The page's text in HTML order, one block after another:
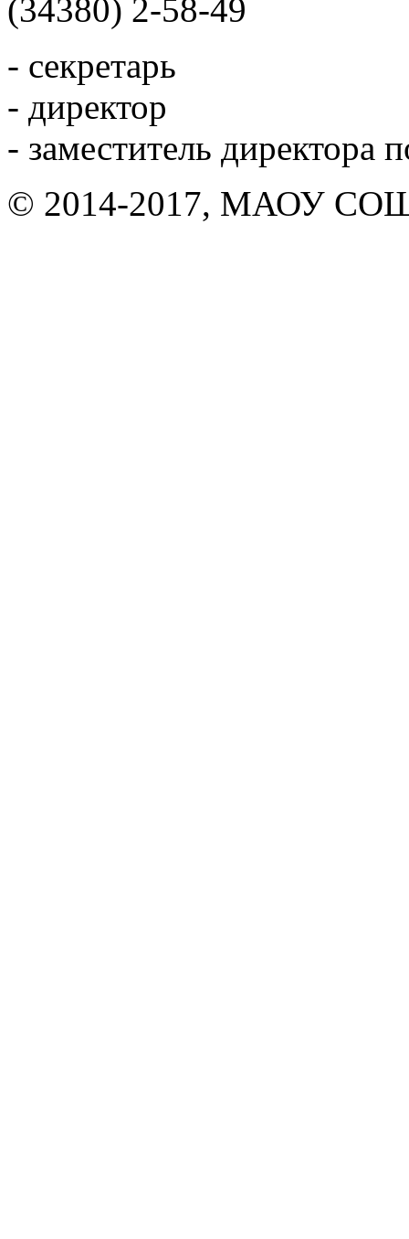
(34380) 2-58-49
- секретарь
- директор
- заместитель директора
© 2014-2017, МАОУ СОШ